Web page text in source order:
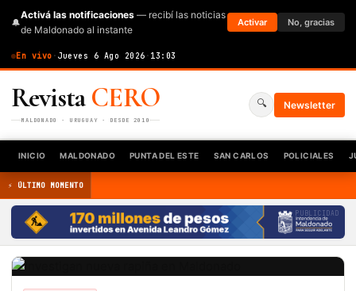
🔔
Activá las notificaciones — recibí las noticias
de Maldonado al instante
Activar No, gracias
En vivo · Jueves 6 Ago 2026 · 13:03
RevistaCERO
MALDONADO · URUGUAY · DESDE 2010
🔍 Newsletter
INICIO MALDONADO PUNTA DEL ESTE SAN CARLOS POLICIALES
⚡ ÚLTIMO MOMENTO
PUBLICIDAD